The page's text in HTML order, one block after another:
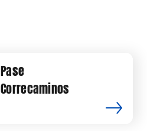
Pase
Correcaminos